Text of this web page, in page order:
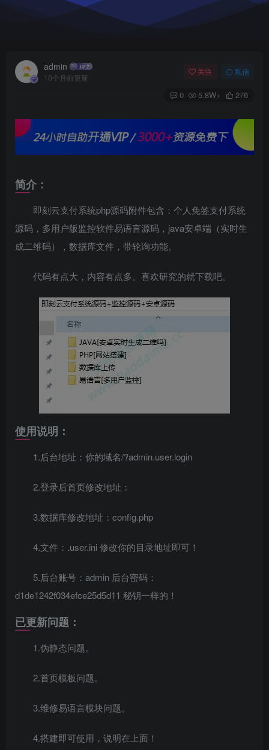
admin
10个月前更新
关注 私信
0 5.8W+ 276
简介：
即刻云支付系统php源码附件包含：个人免签支付系统
源码，多用户版监控软件易语言源码，java安卓端（实时生
成二维码），数据库文件，带轮询功能。
代码有点大，内容有点多。喜欢研究的就下载吧。
使用说明：
1.后台地址：你的域名/?admin.user.login
2.登录后首页修改地址：
3.数据库修改地址：config.php
4.文件：.user.ini 修改你的目录地址即可！
5.后台账号：admin 后台密码：
d1de1242f034efce25d5d11 秘钥一样的！
已更新问题：
1.伪静态问题。
2.首页模板问题。
3.维修易语言模块问题。
4.搭建即可使用，说明在上面！